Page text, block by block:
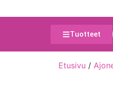
Tuotteet
Etusivu /